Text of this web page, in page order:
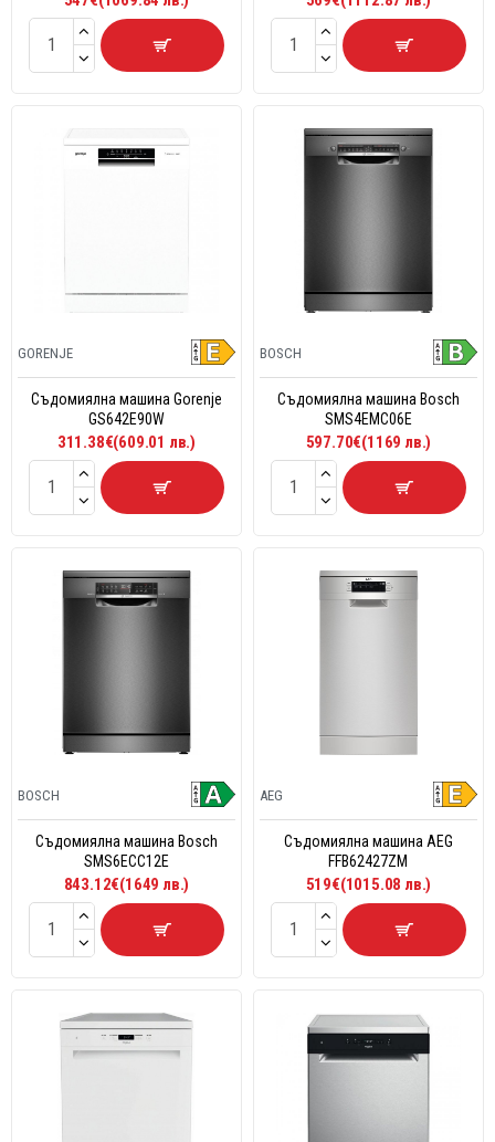
GORENJE
Съдомиялна машина Gorenje
GS642E90W
311.38€(609.01 лв.)
BOSCH
Съдомиялна машина Bosch
SMS4EMC06E
597.70€(1169 лв.)
BOSCH
Съдомиялна машина Bosch
SMS6ECC12E
843.12€(1649 лв.)
AEG
Съдомиялна машина AEG
FFB62427ZM
519€(1015.08 лв.)